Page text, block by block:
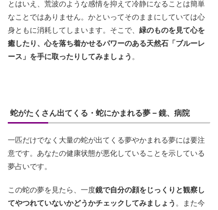
とはいえ、荒波のような感情を抑えて冷静になることは簡単
なことではありません。かといってそのままにしていては心
身ともに消耗してしまいます。そこで、 緑のものを見て心を
癒したり、心を落ち着かせるパワーのある天然石「ブルーレ
ース」を手に取ったりしてみましょう 。
蛇がたくさん出てくる・蛇にかまれる夢 − 鏡、病院
一匹だけでなく大量の蛇が出てくる夢やかまれる夢には要注
意です。あなたの健康状態が悪化していることを示している
夢占いです。
この蛇の夢を見たら、一度鏡で自分の顔をじっくりと観察し
てやつれていないかどうかチェックしてみましょう 。また今